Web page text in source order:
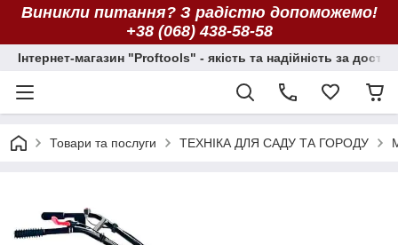
Виникли питання? З радістю допоможемо!
+38 (068) 438-58-58
Інтернет-магазин "Proftools" - якість та надійність за
Товари та послуги ТЕХНІКА ДЛЯ САДУ ТА ГОРОДУ